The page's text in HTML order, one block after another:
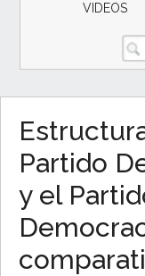
VIDEOS
Partido
y el